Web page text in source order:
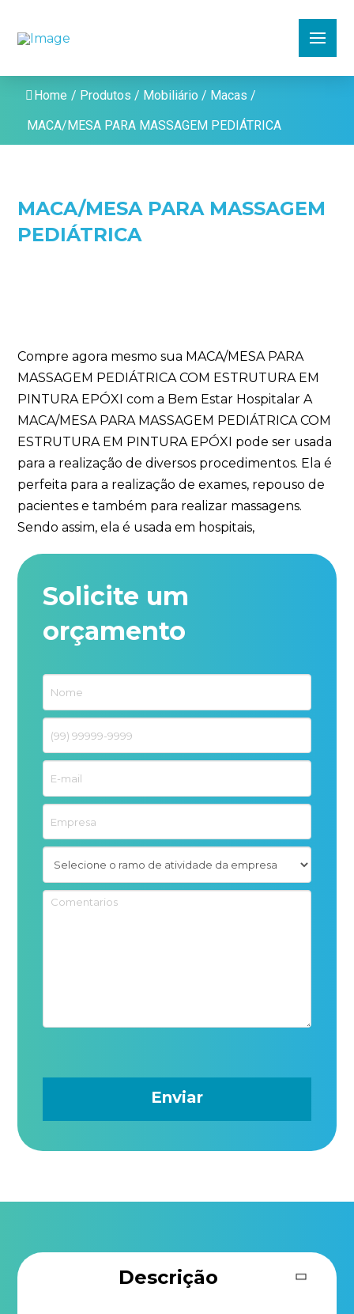
Home / Produtos / Mobiliário / Macas /
MACA/MESA PARA MASSAGEM PEDIÁTRICA
MACA/MESA PARA MASSAGEM
PEDIÁTRICA
Compre agora mesmo sua MACA/MESA PARA
MASSAGEM PEDIÁTRICA COM ESTRUTURA EM
PINTURA EPÓXI com a Bem Estar Hospitalar A
MACA/MESA PARA MASSAGEM PEDIÁTRICA COM
ESTRUTURA EM PINTURA EPÓXI pode ser usada
para a realização de diversos procedimentos. Ela é
perfeita para a realização de exames, repouso de
pacientes e também para realizar massagens.
Sendo assim, ela é usada em hospitais,
Solicite um
orçamento
Descrição